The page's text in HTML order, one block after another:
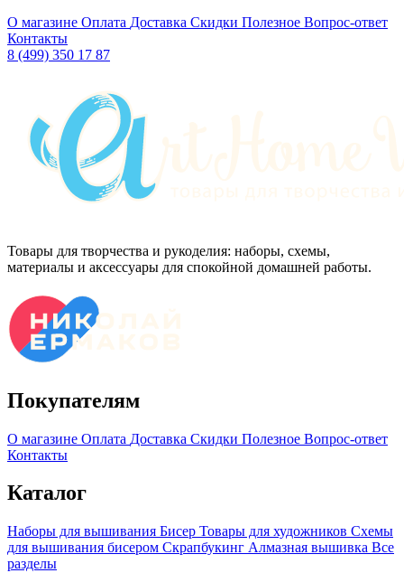
О магазине Оплата Доставка Скидки Полезное Вопрос-ответ
Контакты
8 (499) 350 17 87
Товары для творчества и рукоделия: наборы, схемы,
материалы и аксессуары для спокойной домашней работы.
Покупателям
О магазине Оплата Доставка Скидки Полезное Вопрос-ответ
Контакты
Каталог
Наборы для вышивания Бисер Товары для художников Схемы
для вышивания бисером Скрапбукинг Алмазная вышивка Все
разделы